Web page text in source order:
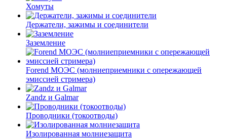
Хомуты
Держатели, зажимы и соединители
Заземление
Forend МОЭС (молниеприемники с опережающей
эмиссией стримера)
Zandz и Galmar
Проводники (токоотводы)
Изолированная молниезащита